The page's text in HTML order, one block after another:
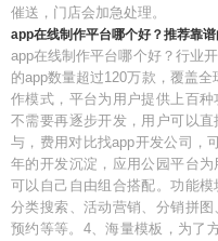
催送，门店会加急处理。
app在线制作平台哪个好？推荐靠
app在线制作平台哪个好？行业
的app数量超过120万款，覆盖
作模式，平台为用户提供上百
不需要再逐步开发，用户可以
与，费用对比找app开发公司，
年的开发沉淀，应用公园平台
可以自己自由组合搭配。功能模
分类搜索、活动营销、分销拼
预约等等。4、海量模板，为了